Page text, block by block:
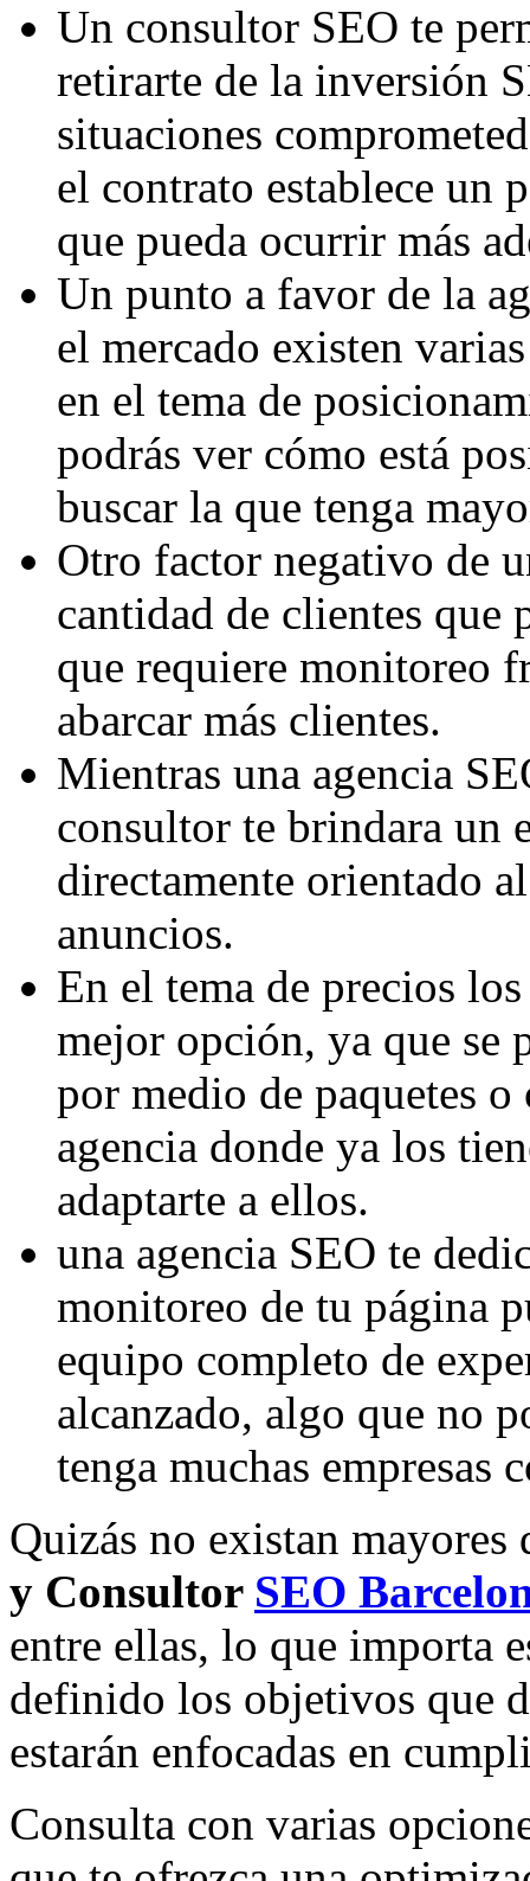
Un consultor SEO te
retirarte de la inversión
situaciones
el contrato establece un
que pueda ocurrir más
Un punto a favor de la
el mercado existen
en el tema de
podrás ver cómo está
buscar la que tenga
Otro factor negativo de
cantidad de clientes que
que requiere monitoreo
abarcar más clientes.
Mientras una agencia
consultor te brindara un
directamente orientado
anuncios.
En el tema de precios
mejor opción, ya que se
por medio de paquetes
agencia donde ya los
adaptarte a ellos.
una agencia SEO te
monitoreo de tu página
equipo completo de
alcanzado, algo que no
tenga muchas empresas
Quizás no existan
y Consultor SEO
entre ellas, lo que importa
definido los objetivos que
estarán enfocadas en
Consulta con varias